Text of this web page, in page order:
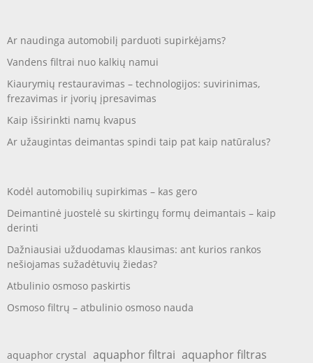
Ar naudinga automobilį parduoti supirkėjams?
Vandens filtrai nuo kalkių namui
Kiaurymių restauravimas – technologijos: suvirinimas,
frezavimas ir įvorių įpresavimas
Kaip išsirinkti namų kvapus
Ar užaugintas deimantas spindi taip pat kaip natūralus?
Kodėl automobilių supirkimas – kas gero
Deimantinė juostelė su skirtingų formų deimantais – kaip
derinti
Dažniausiai užduodamas klausimas: ant kurios rankos
nešiojamas sužadėtuvių žiedas?
Atbulinio osmoso paskirtis
Osmoso filtrų – atbulinio osmoso nauda
aquaphor crystal aquaphor filtrai aquaphor filtras